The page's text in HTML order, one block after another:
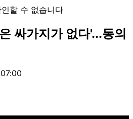
할 수 없습니다
싸가지가 없다'...동의